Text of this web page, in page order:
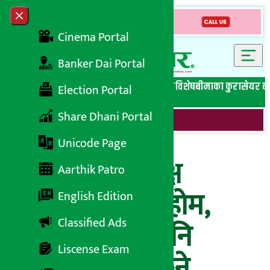
Skip to content
Close menu
Cinema Portal
Banker Dai Portal
Election Portal
Share Dhani Portal
Unicode Page
Aarthik Patro
English Edition
Classified Ads
Liscense Exam
सबै समाचारबेथिति मुर्दाबादबैंकिङ विशेष लघुवित्त विशेषबीमाका कुरासेयर
युरो कपको प्रत्यक्ष
प्रसारण गर्दै डिशहोम,
नेपाली भाषामा पनि